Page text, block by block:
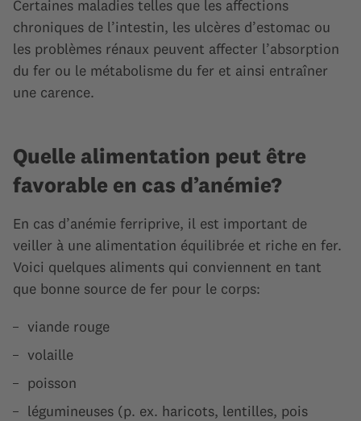
Certaines maladies telles que les affections
chroniques de l’intestin, les ulcères d’estomac ou
les problèmes rénaux peuvent affecter l’absorption
du fer ou le métabolisme du fer et ainsi entraîner
une carence.
Quelle alimentation peut être
favorable en cas d’anémie?
En cas d’anémie ferriprive, il est important de
veiller à une alimentation équilibrée et riche en fer.
Voici quelques aliments qui conviennent en tant
que bonne source de fer pour le corps:
viande rouge
volaille
poisson
légumineuses (p. ex. haricots, lentilles, pois